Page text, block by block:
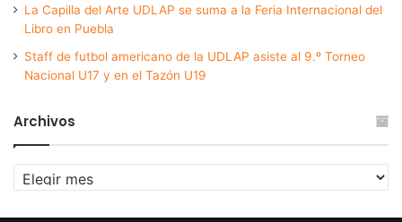
La Capilla del Arte UDLAP se suma a la Feria Internacional del
Libro en Puebla
Staff de futbol americano de la UDLAP asiste al 9.º Torneo
Nacional U17 y en el Tazón U19
Archivos
Archivos